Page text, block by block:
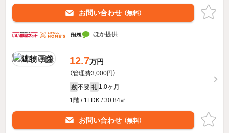
お問い合わせ （無料）
ほか提供
12.7万円
（管理費3,000円）
敷 不要 礼 1.0ヶ月
1階 / 1LDK / 30.84㎡
お問い合わせ （無料）